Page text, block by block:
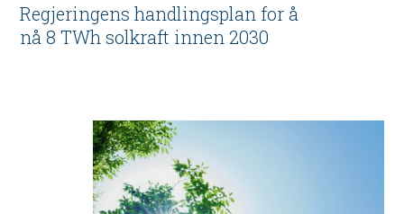
Regjeringens handlingsplan for å
nå 8 TWh solkraft innen 2030